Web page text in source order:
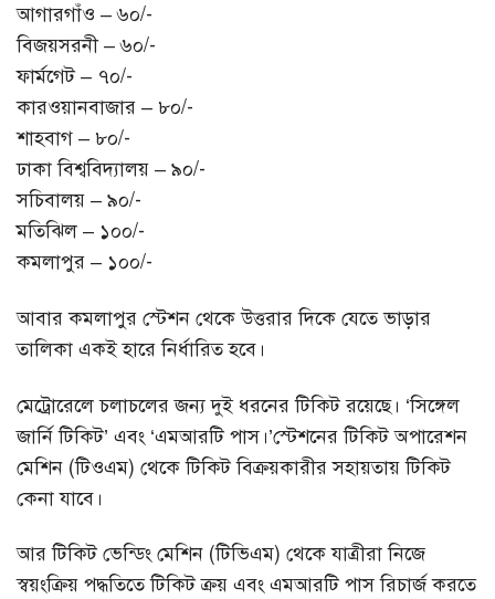
আগারগাঁও – ৬০/-
বিজয়সরনী – ৬০/-
ফার্মগেট – ৭০/-
কারওয়ানবাজার – ৮০/-
শাহবাগ – ৮০/-
ঢাকা বিশ্ববিদ্যালয় – ৯০/-
সচিবালয় – ৯০/-
মতিঝিল – ১০০/-
কমলাপুর – ১০০/-
আবার কমলাপুর স্টেশন থেকে উত্তরার দিকে যেতে ভাড়ার
তালিকা একই হারে নির্ধারিত হবে।
মেট্রোরেলে চলাচলের জন্য দুই ধরনের টিকিট রয়েছে। ‘সিঙ্গেল
জার্নি টিকিট’ এবং ‘এমআরটি পাস।’স্টেশনের টিকিট অপারেশন
মেশিন (টিওএম) থেকে টিকিট বিক্রয়কারীর সহায়তায় টিকিট
কেনা যাবে।
আর টিকিট ভেন্ডিং মেশিন (টিভিএম) থেকে যাত্রীরা নিজে
স্বয়ংক্রিয় পদ্ধতিতে টিকিট ক্রয় এবং এমআরটি পাস রিচার্জ করতে